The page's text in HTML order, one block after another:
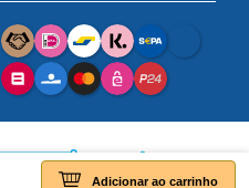
Adicionar ao carrinho